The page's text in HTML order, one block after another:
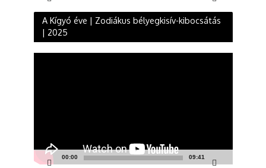
A Kígyó éve | Zodiákus bélyegkisív-kibocsátás
| 2025
00:00 09:41